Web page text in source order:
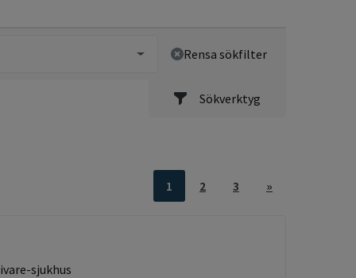
Sökverktyg
Rensa sökfilter
1 2 3 »
sjukhus